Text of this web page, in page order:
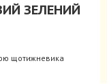
ЗЕЛЕНИЙ
щотижневика